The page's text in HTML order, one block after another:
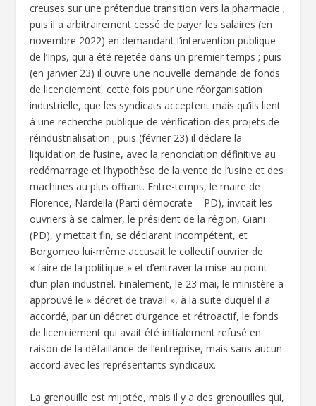
creuses sur une prétendue transition vers la pharmacie ;
puis il a arbitrairement cessé de payer les salaires (en
novembre 2022) en demandant l’intervention publique
de l’Inps, qui a été rejetée dans un premier temps ; puis
(en janvier 23) il ouvre une nouvelle demande de fonds
de licenciement, cette fois pour une réorganisation
industrielle, que les syndicats acceptent mais qu’ils lient
à une recherche publique de vérification des projets de
réindustrialisation ; puis (février 23) il déclare la
liquidation de l’usine, avec la renonciation définitive au
redémarrage et l’hypothèse de la vente de l’usine et des
machines au plus offrant. Entre-temps, le maire de
Florence, Nardella (Parti démocrate – PD), invitait les
ouvriers à se calmer, le président de la région, Giani
(PD), y mettait fin, se déclarant incompétent, et
Borgomeo lui-même accusait le collectif ouvrier de
« faire de la politique » et d’entraver la mise au point
d’un plan industriel. Finalement, le 23 mai, le ministère a
approuvé le « décret de travail », à la suite duquel il a
accordé, par un décret d’urgence et rétroactif, le fonds
de licenciement qui avait été initialement refusé en
raison de la défaillance de l’entreprise, mais sans aucun
accord avec les représentants syndicaux.
La grenouille est mijotée, mais il y a des grenouilles qui,